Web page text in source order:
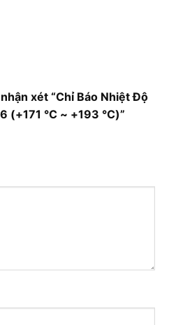
xét “Chỉ Báo Nhiệt Độ
°C ~ +193 °C)”